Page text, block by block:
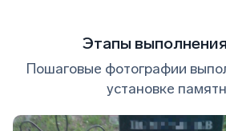
Этапы
Пошаговые фотографии
установке